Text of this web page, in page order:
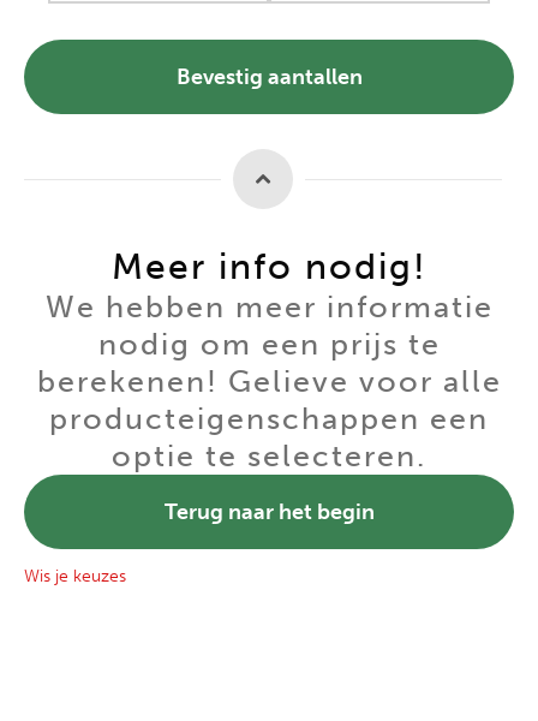
Bevestig aantallen
Meer info nodig!
We hebben meer informatie
nodig om een prijs te
berekenen! Gelieve voor alle
producteigenschappen een
optie te selecteren.
Terug naar het begin
Wis je keuzes